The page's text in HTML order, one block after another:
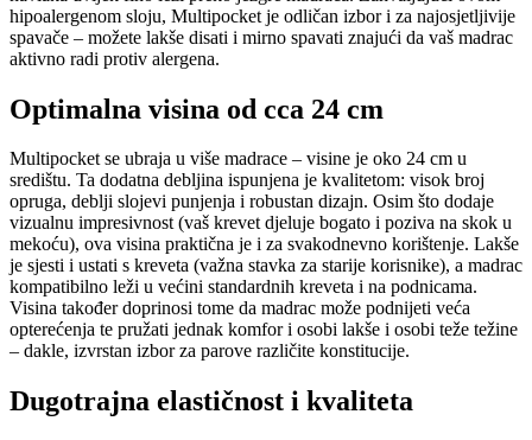
hipoalergenom sloju, Multipocket je odličan izbor i za najosjetljivije
spavače – možete lakše disati i mirno spavati znajući da vaš madrac
aktivno radi protiv alergena.
Optimalna visina od cca 24 cm
Multipocket se ubraja u više madrace – visine je oko 24 cm u
središtu. Ta dodatna debljina ispunjena je kvalitetom: visok broj
opruga, deblji slojevi punjenja i robustan dizajn. Osim što dodaje
vizualnu impresivnost (vaš krevet djeluje bogato i poziva na skok u
mekoću), ova visina praktična je i za svakodnevno korištenje. Lakše
je sjesti i ustati s kreveta (važna stavka za starije korisnike), a madrac
kompatibilno leži u većini standardnih kreveta i na podnicama.
Visina također doprinosi tome da madrac može podnijeti veća
opterećenja te pružati jednak komfor i osobi lakše i osobi teže težine
– dakle, izvrstan izbor za parove različite konstitucije.
Dugotrajna elastičnost i kvaliteta